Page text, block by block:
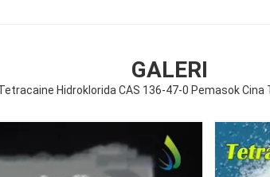
GALERI
Hidroklorida CAS 136-47-0 Pemasok Cina